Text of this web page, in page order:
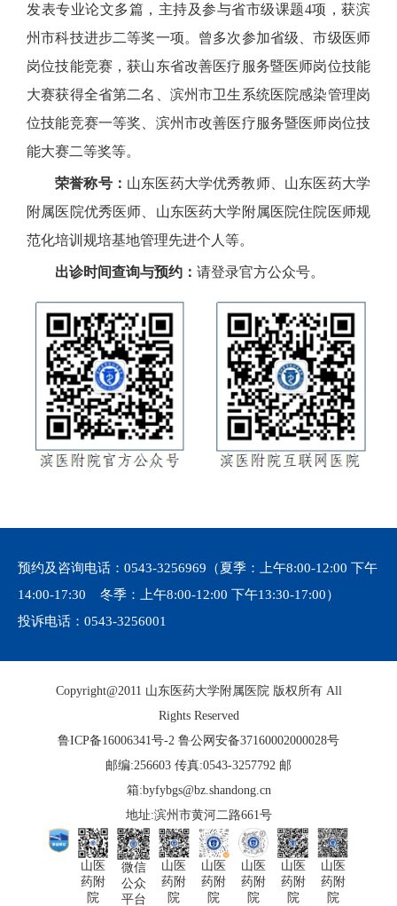
发表专业论文多篇，主持及参与省市级课题4项，获滨
州市科技进步二等奖一项。曾多次参加省级、市级医师
岗位技能竞赛，获山东省改善医疗服务暨医师岗位技能
大赛获得全省第二名、滨州市卫生系统医院感染管理岗
位技能竞赛一等奖、滨州市改善医疗服务暨医师岗位技
能大赛二等奖等。
荣誉称号： 山东医药大学优秀教师、山东医药大学
附属医院优秀医师、山东医药大学附属医院住院医师规
范化培训规培基地管理先进个人等。
出诊时间查询与预约： 请登录官方公众号。
预约及咨询电话： 0543-3256969 （夏季：上午8:00-12:00 下午
14:00-17:30 冬季：上午8:00-12:00 下午13:30-17:00）
投诉电话： 0543-3256001
Copyright@2011 山东医药大学附属医院 版权所有 All
Rights Reserved
鲁ICP备16006341号-2 鲁公网安备37160002000028号
邮编:256603 传真:0543-3257792 邮
箱:byfybgs@bz.shandong.cn
地址:滨州市黄河二路661号
山医
药附
院
微信
公众
平台
山医
药附
院
山医
药附
院
山医
药附
院
山医
药附
院
山医
药附
院